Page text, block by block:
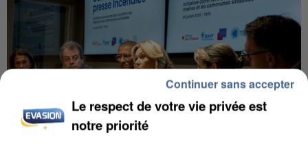
Le respect de votre vie privée est
notre priorité
Continuer sans accepter